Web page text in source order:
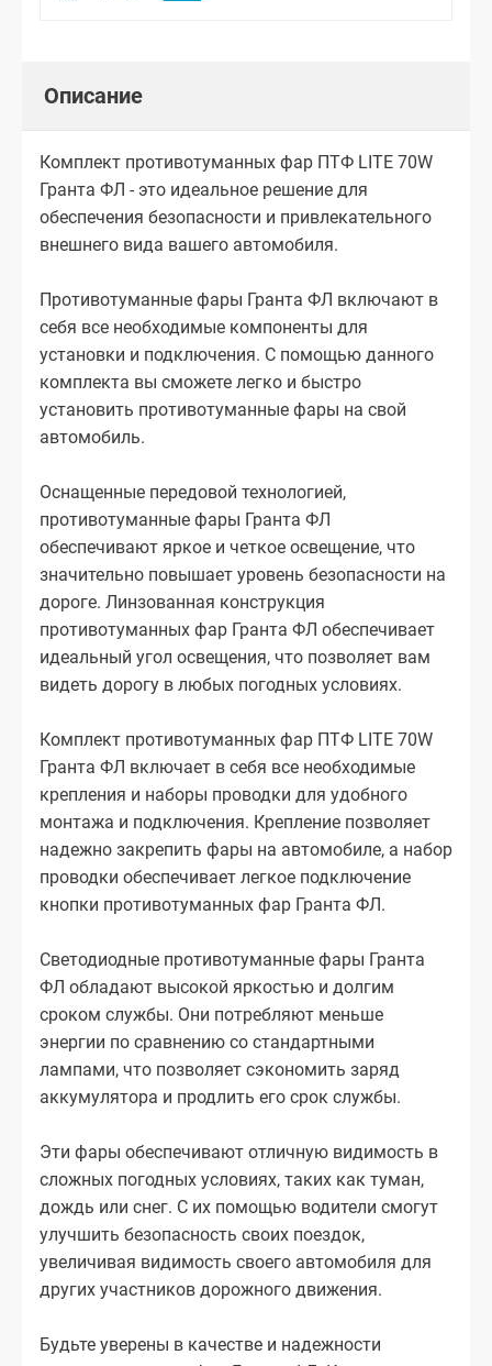
Описание
Комплект противотуманных фар ПТФ LITE 70W
Гранта ФЛ - это идеальное решение для
обеспечения безопасности и привлекательного
внешнего вида вашего автомобиля.
Противотуманные фары Гранта ФЛ включают в
себя все необходимые компоненты для
установки и подключения. С помощью данного
комплекта вы сможете легко и быстро
установить противотуманные фары на свой
автомобиль.
Оснащенные передовой технологией,
противотуманные фары Гранта ФЛ
обеспечивают яркое и четкое освещение, что
значительно повышает уровень безопасности на
дороге. Линзованная конструкция
противотуманных фар Гранта ФЛ обеспечивает
идеальный угол освещения, что позволяет вам
видеть дорогу в любых погодных условиях.
Комплект противотуманных фар ПТФ LITE 70W
Гранта ФЛ включает в себя все необходимые
крепления и наборы проводки для удобного
монтажа и подключения. Крепление позволяет
надежно закрепить фары на автомобиле, а набор
проводки обеспечивает легкое подключение
кнопки противотуманных фар Гранта ФЛ.
Светодиодные противотуманные фары Гранта
ФЛ обладают высокой яркостью и долгим
сроком службы. Они потребляют меньше
энергии по сравнению со стандартными
лампами, что позволяет сэкономить заряд
аккумулятора и продлить его срок службы.
Эти фары обеспечивают отличную видимость в
сложных погодных условиях, таких как туман,
дождь или снег. С их помощью водители смогут
улучшить безопасность своих поездок,
увеличивая видимость своего автомобиля для
других участников дорожного движения.
Будьте уверены в качестве и надежности